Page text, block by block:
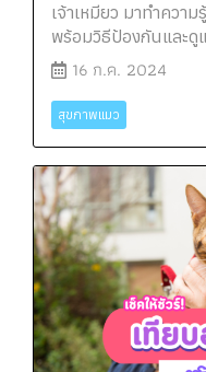
เจ้าเหมียว มาทำควา
พร้อมวิธีป้องกันและดู
16 ก.ค. 2024
สุขภาพแมว